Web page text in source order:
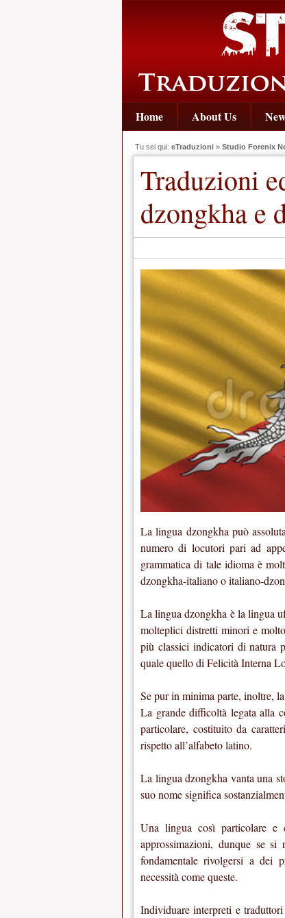
Home About Us
Tu sei qui: eTraduzioni » Studio Forenix
Traduzioni
dzongkha e
La lingua dzongkha può
numero di locutori pari ad
grammatica di tale idioma è
dzongkha-italiano o italiano-
La lingua dzongkha è la lingua
molteplici distretti minori e
più classici indicatori di natura
quale quello di Felicità Interna
Se pur in minima parte, inoltre,
La grande difficoltà legata alla
particolare, costituito da
rispetto all’alfabeto latino.
La lingua dzongkha vanta una
suo nome significa
Una lingua così particolare e
approssimazioni, dunque se
fondamentale rivolgersi a dei
necessità come queste.
Individuare interpreti e